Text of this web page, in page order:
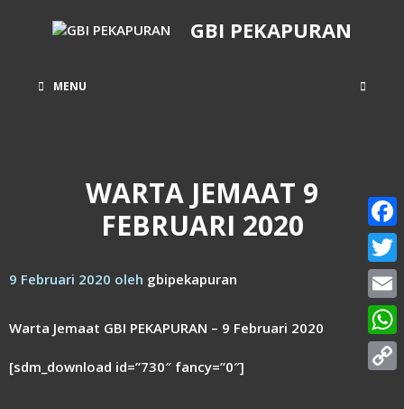
GBI PEKAPURAN
MENU
WARTA JEMAAT 9
FEBRUARI 2020
9 Februari 2020 oleh gbipekapuran
Warta Jemaat GBI PEKAPURAN – 9 Februari 2020
[sdm_download id=”730″ fancy=”0″]
Email